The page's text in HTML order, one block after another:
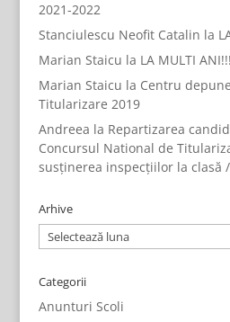
2021-2022
Stanciulescu Neofit Catalin la
Marian Staicu la LA MULTI ANI!!!
Marian Staicu la Centru
Titularizare 2019
Andreea la Repartizarea
Concursul National de
susținerea inspecțiilor la clasă
Arhive
Arhive
Categorii
Anunturi Scoli